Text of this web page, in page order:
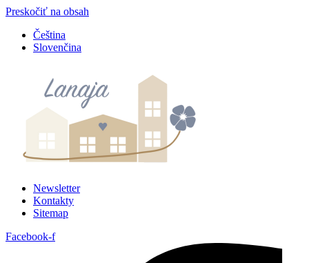
Preskočiť na obsah
Čeština
Slovenčina
Newsletter
Kontakty
Sitemap
Facebook-f